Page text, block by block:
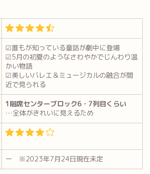
☑誰もが知っている童話が劇中に登場
☑5月の初夏のようなさわやかでじんわり温
かい物語
☑美しいバレエ＆ミュージカルの融合が間
近で見られる
1階席センターブロック6・7列目くらい
…全体がきれいに見えるため
ー ※2023年7月24日現在未定